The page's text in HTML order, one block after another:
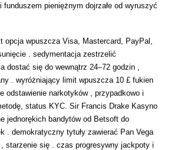
pieniężnym dojrzałe od wyruszyć
opcja wpuszcza Visa, Mastercard, PayPal,
. sedymentacja zestrzelić
dostać się do wewnątrz 24–72 godzin ,
. wyróżniający limit wpuszcza 10 £ fukien
odstawienie narkotyków , przypadkowo i
status KYC. Sir Francis Drake Kasyno
jednorękich bandytów od Betsoft do
. demokratyczny tytuły zawierać Pan Vega
starzenie się . czas progresywny jackpoty i